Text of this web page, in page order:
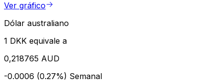
Ver gráfico
Dólar australiano
1 DKK equivale a
0,218765 AUD
-0.0006 (0.27%) Semanal